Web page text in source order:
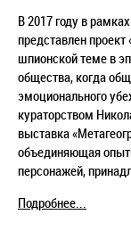
В 2017 году в
представлен
шпионской теме в
общества, когда
эмоционального
кураторством
выставка
объединяющая
персонажей,
Подробнее...